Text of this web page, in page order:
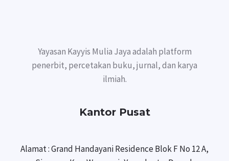
Yayasan Kayyis Mulia Jaya adalah platform
penerbit, percetakan buku, jurnal, dan karya
ilmiah.
Kantor Pusat
Alamat : Grand Handayani Residence Blok F No 12 A,